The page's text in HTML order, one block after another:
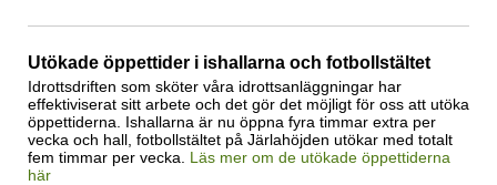
Utökade öppettider i ishallarna och fotbollstältet
Idrottsdriften som sköter våra idrottsanläggningar har
effektiviserat sitt arbete och det gör det möjligt för oss att utöka
öppettiderna. Ishallarna är nu öppna fyra timmar extra per
vecka och hall, fotbollstältet på Järlahöjden utökar med totalt
fem timmar per vecka. Läs mer om de utökade öppettiderna
här